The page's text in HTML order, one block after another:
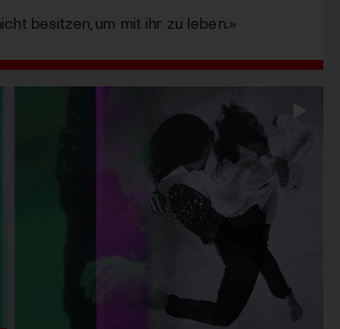
besitzen, um mit ihr zu leben.»